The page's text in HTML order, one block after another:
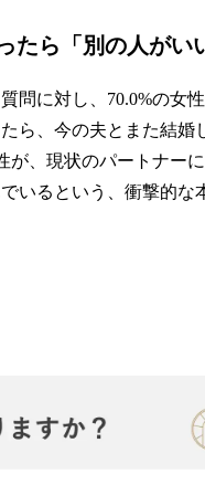
たら「別の人がい
問に対し、70.0%の女
ら、今の夫とまた結婚
が、現状のパートナー
いるという、衝撃的な